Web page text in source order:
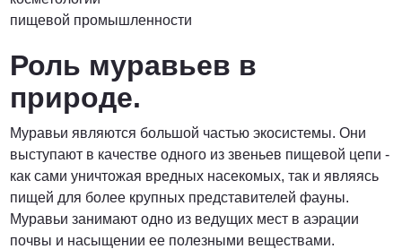
пищевой промышленности
Роль муравьев в
природе.
Муравьи являются большой частью экосистемы. Они
выступают в качестве одного из звеньев пищевой цепи -
как сами уничтожая вредных насекомых, так и являясь
пищей для более крупных представителей фауны.
Муравьи занимают одно из ведущих мест в аэрации
почвы и насыщении ее полезными веществами.